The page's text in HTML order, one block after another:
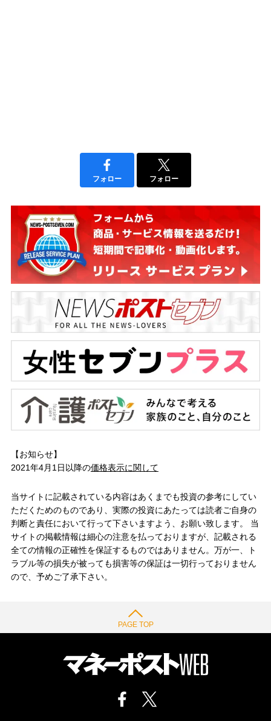
フォロー フォロー
【お知らせ】
2021年4月1日以降の価格表示に関して
当サイトに記載されている内容はあくまでも投資の参考にしてい
ただくためのものであり、実際の投資にあたっては読者ご自身の
判断と責任において行って下さいますよう、お願い致します。 当
サイトの掲載情報は細心の注意を払っておりますが、記載される
全ての情報の正確性を保証するものではありません。万が一、ト
ラブル等の損失が被っても損害等の保証は一切行っておりません
ので、予めご了承下さい。
PAGE TOP